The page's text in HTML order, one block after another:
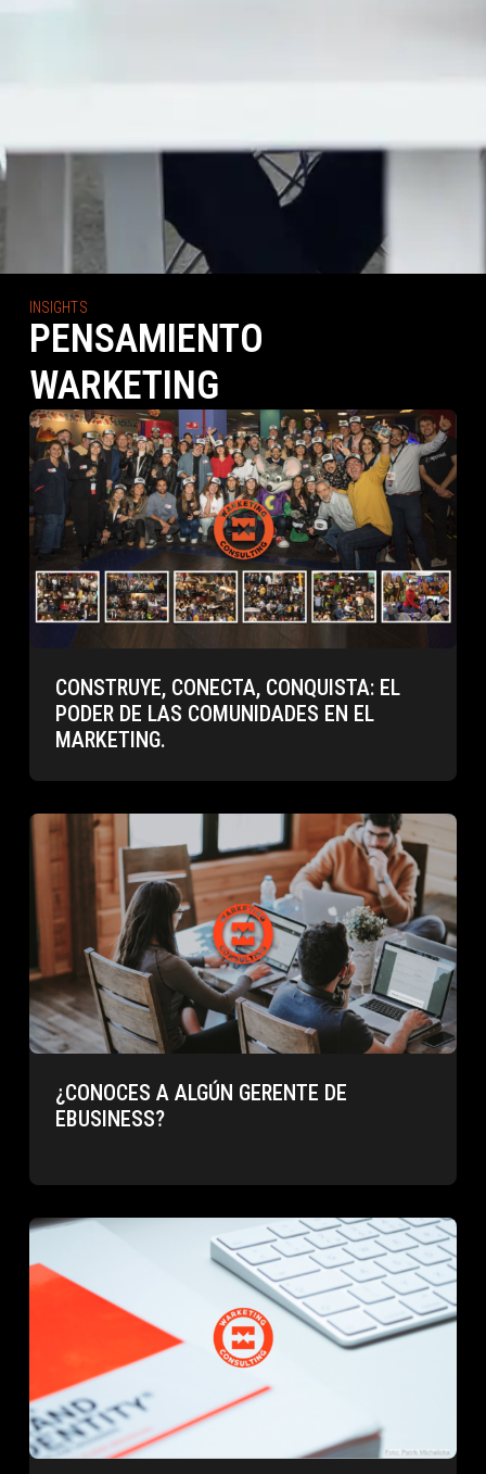
INSIGHTS
PENSAMIENTO
WARKETING
CONSTRUYE, CONECTA, CONQUISTA: EL
PODER DE LAS COMUNIDADES EN EL
MARKETING.
¿CONOCES A ALGÚN GERENTE DE
EBUSINESS?